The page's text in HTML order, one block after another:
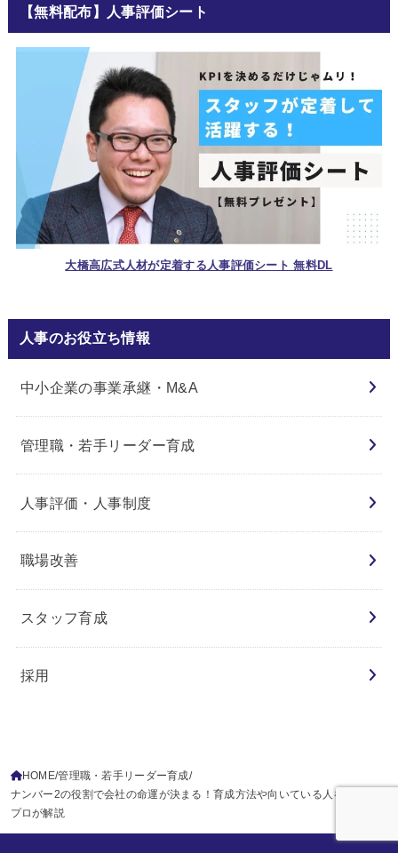
【無料配布】人事評価シート
大橋高広式人材が定着する人事評価シート 無料DL
人事のお役立ち情報
中小企業の事業承継・M&A
管理職・若手リーダー育成
人事評価・人事制度
職場改善
スタッフ育成
採用
HOME 管理職・若手リーダー育成
ナンバー2の役割で会社の命運が決まる！育成方法や向いている人を人事の
プロが解説